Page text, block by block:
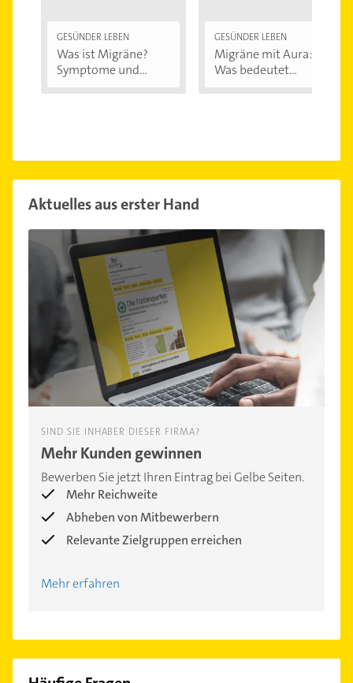
GESÜNDER LEBEN
Was ist Migräne?
Symptome und...
GESÜNDER LEBEN
Migräne mit Aura:
Was bedeutet...
Aktuelles aus erster Hand
SIND SIE INHABER DIESER FIRMA?
Mehr Kunden gewinnen
Bewerben Sie jetzt Ihren Eintrag bei Gelbe Seiten.
Mehr Reichweite
Abheben von Mitbewerbern
Relevante Zielgruppen erreichen
Mehr erfahren